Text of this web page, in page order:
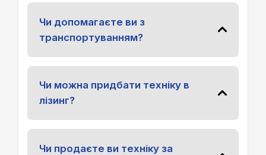
Чи допомагаєте ви з
транспортуванням?
Чи можна придбати техніку в
лізинг?
Чи продаєте ви техніку за